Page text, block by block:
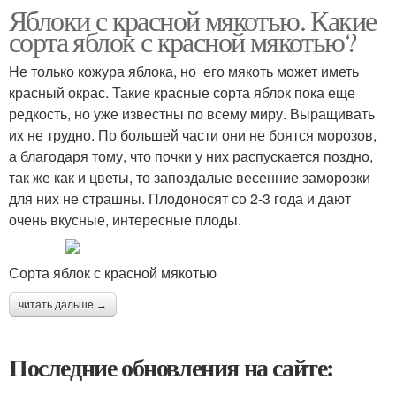
Яблоки с красной мякотью. Какие
сорта яблок с красной мякотью?
Не только кожура яблока, но его мякоть может иметь
красный окрас. Такие красные сорта яблок пока еще
редкость, но уже известны по всему миру. Выращивать
их не трудно. По большей части они не боятся морозов,
а благодаря тому, что почки у них распускается поздно,
так же как и цветы, то запоздалые весенние заморозки
для них не страшны. Плодоносят со 2-3 года и дают
очень вкусные, интересные плоды.
Сорта яблок с красной мякотью
читать дальше →
Последние обновления на сайте: